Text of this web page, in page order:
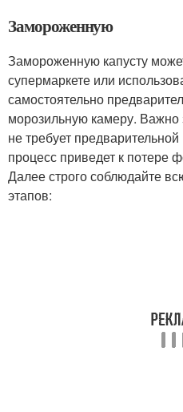
Замороженную
Замороженную капусту
супермаркете или
самостоятельно
морозильную камеру. Важно
не требует
процесс приведет к потере
Далее строго соблюдайте
этапов: